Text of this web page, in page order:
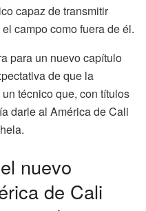
capaz de transmitir
campo como fuera de él.
para un nuevo capítulo
de que la
técnico que, con títulos
darle al América de Cali
nuevo
de Cali